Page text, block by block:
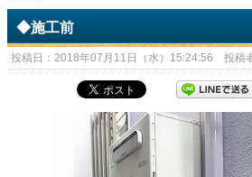
◆施工前
投稿日：2018年07月11日（水）15:24:56 投稿